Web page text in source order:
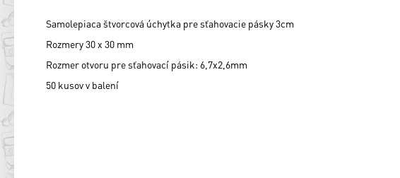
Samolepiaca štvorcová úchytka pre sťahovacie pásky 3cm
Rozmery 30 x 30 mm
Rozmer otvoru pre sťahovací pásik: 6,7x2,6mm
50 kusov v balení